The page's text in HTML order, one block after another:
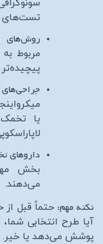
تست‌های
روش‌های
مربوط
پیچیده‌تر
یا
داروهای
بخش
می‌دهند.
نکته مهم: حتماً قبل
آیا طرح انتخابی
پوشش می‌دهد یا خیر.